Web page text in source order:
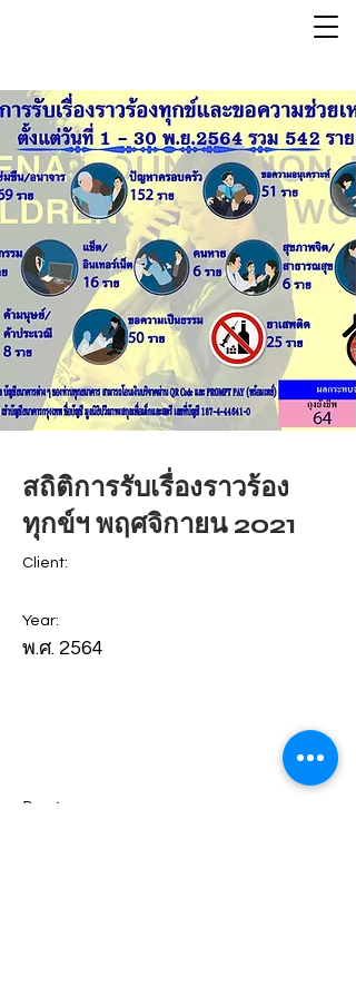
สถิติการรับเรื่องราวร้อง
ทุกข์ฯ พฤศจิกายน 2021
Client:
Year:
พ.ศ. 2564
Previous